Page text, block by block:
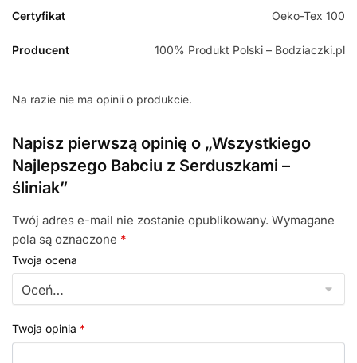
Certyfikat Oeko-Tex 100
Producent 100% Produkt Polski – Bodziaczki.pl
Na razie nie ma opinii o produkcie.
Napisz pierwszą opinię o „Wszystkiego
Najlepszego Babciu z Serduszkami –
śliniak”
Twój adres e-mail nie zostanie opublikowany. Wymagane
pola są oznaczone *
Twoja ocena
Twoja opinia *